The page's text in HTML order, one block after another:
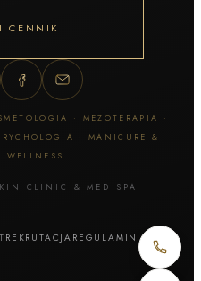
CENNIK
· MEZOTERAPIA ·
· MANICURE &
WELLNESS
CLINIC & MED SPA
REKRUTACJA REGULAMIN